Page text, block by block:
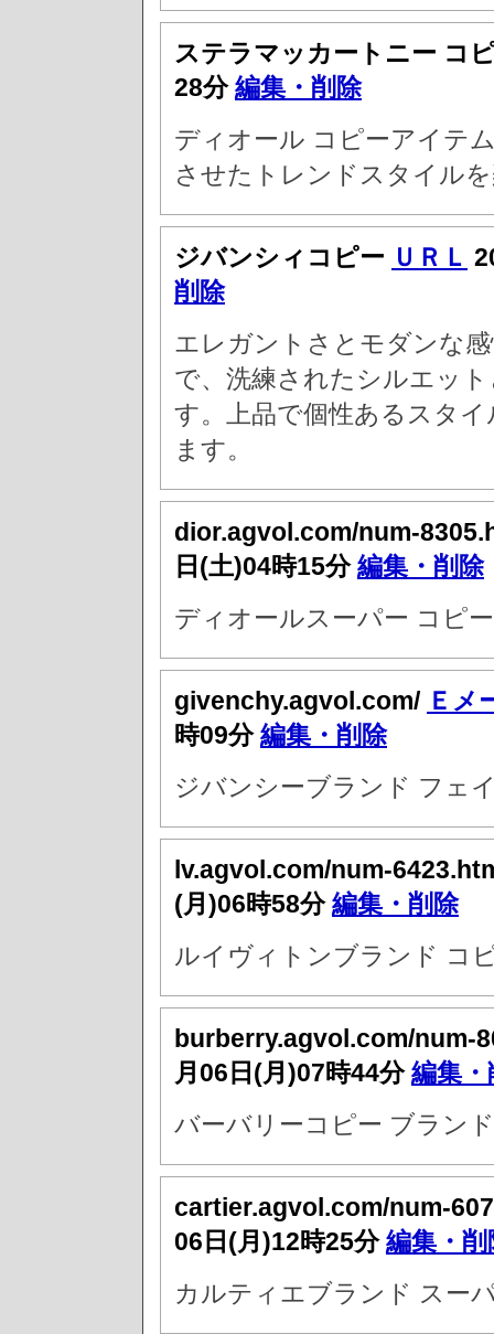
ステラマッカートニー コ
28分編集・削除
ディオール コピーアイテ
させたトレンドスタイル
ジバンシィコピー ＵＲＬ
削除
エレガントさとモダンな
で、洗練されたシルエッ
す。上品で個性あるスタ
ます。
dior.agvol.com/num-
日(土)04時15分編集・削除
ディオールスーパー コピ
givenchy.agvol.com/ Ｅメ
時09分編集・削除
ジバンシーブランド フェ
lv.agvol.com/num-
(月)06時58分編集・削除
ルイヴィトンブランド コ
burberry.agvol.com/num-
月06日(月)07時44分編集・
バーバリーコピー ブラン
cartier.agvol.com/num-
06日(月)12時25分編集・削
カルティエブランド スー